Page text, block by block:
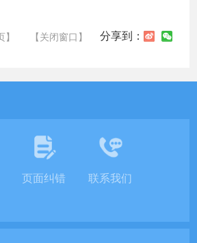
【关闭窗口】 分享到：
页面纠错 联系我们